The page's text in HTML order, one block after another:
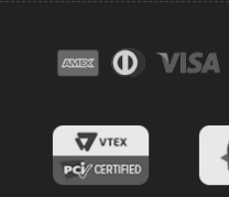
Blog
Cores das lentes
Entregas